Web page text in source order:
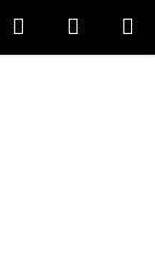
Hledat
KOŠÍK